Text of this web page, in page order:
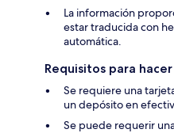
La información
estar traducida con
automática.
Requisitos para
Se requiere una
un depósito en
Se puede requerir